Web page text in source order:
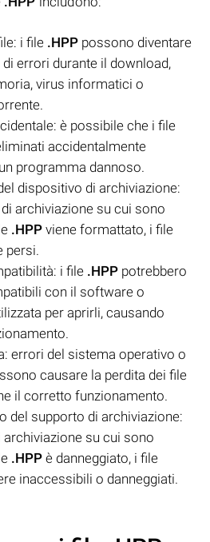
i file .HPP possono diventare
errori durante il download,
virus informatici o
è possibile che i file
accidentalmente
programma dannoso.
dispositivo di archiviazione:
archiviazione su cui sono
.HPP viene formattato, i file
persi.
i file .HPP potrebbero
con il software o
per aprirli, causando
errori del sistema operativo o
causare la perdita dei file
il corretto funzionamento.
del supporto di archiviazione:
su cui sono
.HPP è danneggiato, i file
inaccessibili o danneggiati.